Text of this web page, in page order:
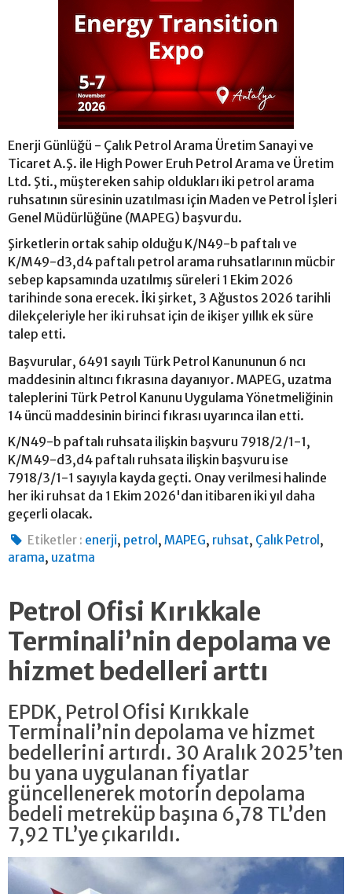
Enerji Günlüğü - Çalık Petrol Arama Üretim Sanayi ve
Ticaret A.Ş. ile High Power Eruh Petrol Arama ve Üretim
Ltd. Şti., müştereken sahip oldukları iki petrol arama
ruhsatının süresinin uzatılması için Maden ve Petrol İşleri
Genel Müdürlüğüne (MAPEG) başvurdu.
Şirketlerin ortak sahip olduğu K/N49-b paftalı ve
K/M49-d3,d4 paftalı petrol arama ruhsatlarının mücbir
sebep kapsamında uzatılmış süreleri 1 Ekim 2026
tarihinde sona erecek. İki şirket, 3 Ağustos 2026 tarihli
dilekçeleriyle her iki ruhsat için de ikişer yıllık ek süre
talep etti.
Başvurular, 6491 sayılı Türk Petrol Kanununun 6 ncı
maddesinin altıncı fıkrasına dayanıyor. MAPEG, uzatma
taleplerini Türk Petrol Kanunu Uygulama Yönetmeliğinin
14 üncü maddesinin birinci fıkrası uyarınca ilan etti.
K/N49-b paftalı ruhsata ilişkin başvuru 7918/2/1-1,
K/M49-d3,d4 paftalı ruhsata ilişkin başvuru ise
7918/3/1-1 sayıyla kayda geçti. Onay verilmesi halinde
her iki ruhsat da 1 Ekim 2026'dan itibaren iki yıl daha
geçerli olacak.
Etiketler : enerji, petrol ,MAPEG, ruhsat, Çalık Petrol ,
arama, uzatma
Petrol Ofisi Kırıkkale
Terminali’nin depolama ve
hizmet bedelleri arttı
EPDK, Petrol Ofisi Kırıkkale
Terminali’nin depolama ve hizmet
bedellerini artırdı. 30 Aralık 2025’ten
bu yana uygulanan fiyatlar
güncellenerek motorin depolama
bedeli metreküp başına 6,78 TL’den
7,92 TL’ye çıkarıldı.